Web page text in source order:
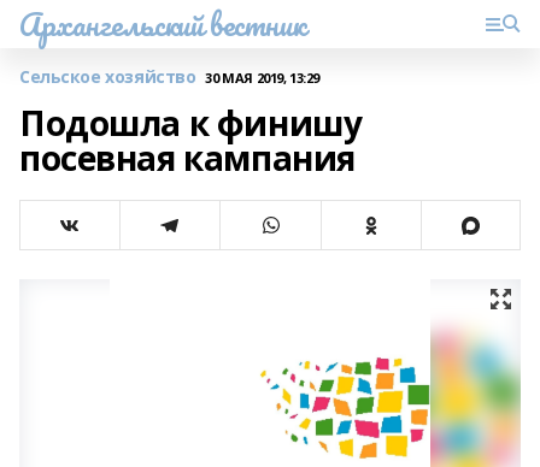
Архангельский вестник
Сельское хозяйство 30 МАЯ 2019, 13:29
Подошла к финишу
посевная кампания